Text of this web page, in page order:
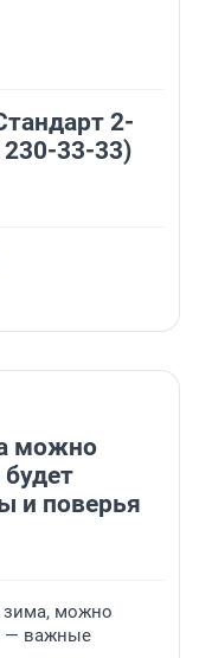
2-
33-33)
можно
и поверья
зима, можно
— важные